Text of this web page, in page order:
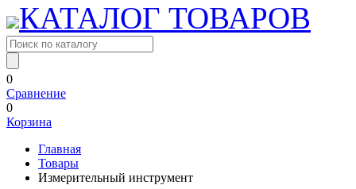
КАТАЛОГ ТОВАРОВ
0
Сравнение
0
Корзина
Главная
Товары
Измерительный инструмент